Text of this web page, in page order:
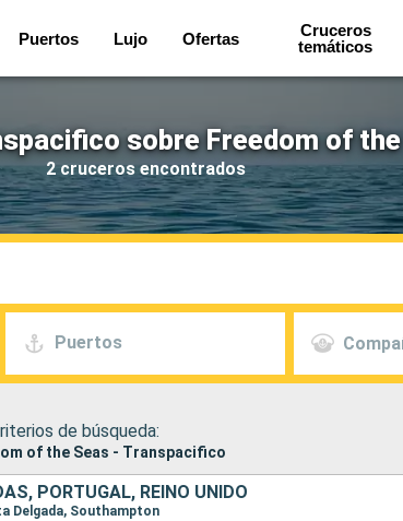
Puertos Lujo Ofertas
Cruceros
temáticos
sobre Freedom of
2 cruceros encontrados
Puertos
de búsqueda:
of the Seas - Transpacifico
PORTUGAL, REINO UNIDO
Delgada, Southampton